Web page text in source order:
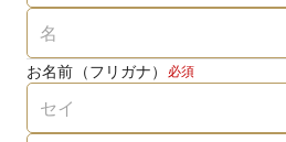
お名前（フリガナ） 必須